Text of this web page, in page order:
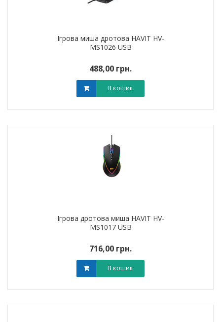
Ігрова миша дротова HAVIT HV-
MS1026 USB
488,00 грн.
В кошик
Ігрова дротова миша HAVIT HV-
MS1017 USB
716,00 грн.
В кошик